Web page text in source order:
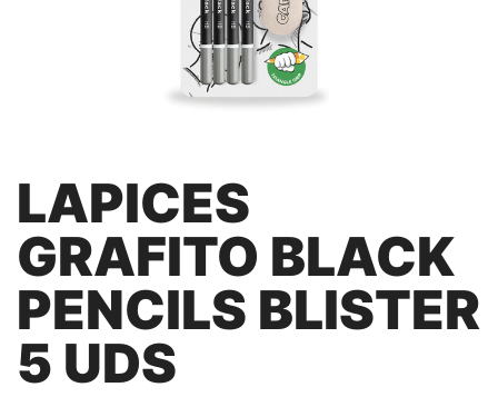
LAPICES
GRAFITO BLACK
PENCILS BLISTER
5 UDS